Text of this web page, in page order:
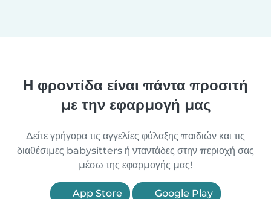
Η φροντίδα είναι πάντα προσιτή
με την εφαρμογή μας
Δείτε γρήγορα τις αγγελίες φύλαξης παιδιών και τις
διαθέσιμες babysitters ή νταντάδες στην περιοχή σας
μέσω της εφαρμογής μας!
App Store Google Play